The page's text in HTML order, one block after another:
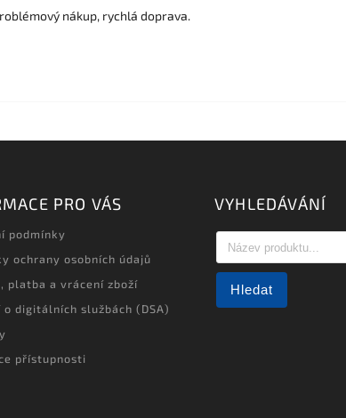
nákup, rychlá doprava.
PRO VÁS
podmínky
ochrany osobních údajů
platba a vrácení zboží
o digitálních službách (DSA)
přístupnosti
VYHLEDÁVÁNÍ
Hledat